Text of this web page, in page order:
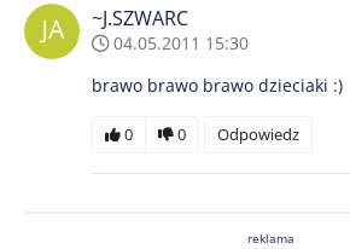
~J.SZWARC
04.05.2011 15:30
brawo brawo brawo dzieciaki :)
0 0 Odpowiedz
reklama